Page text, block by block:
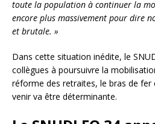
toute la population à continuer la
encore plus massivement pour dire
et brutale. »
Dans cette situation inédite, le
collègues à poursuivre la
réforme des retraites, le bras de fer
venir va être déterminante.